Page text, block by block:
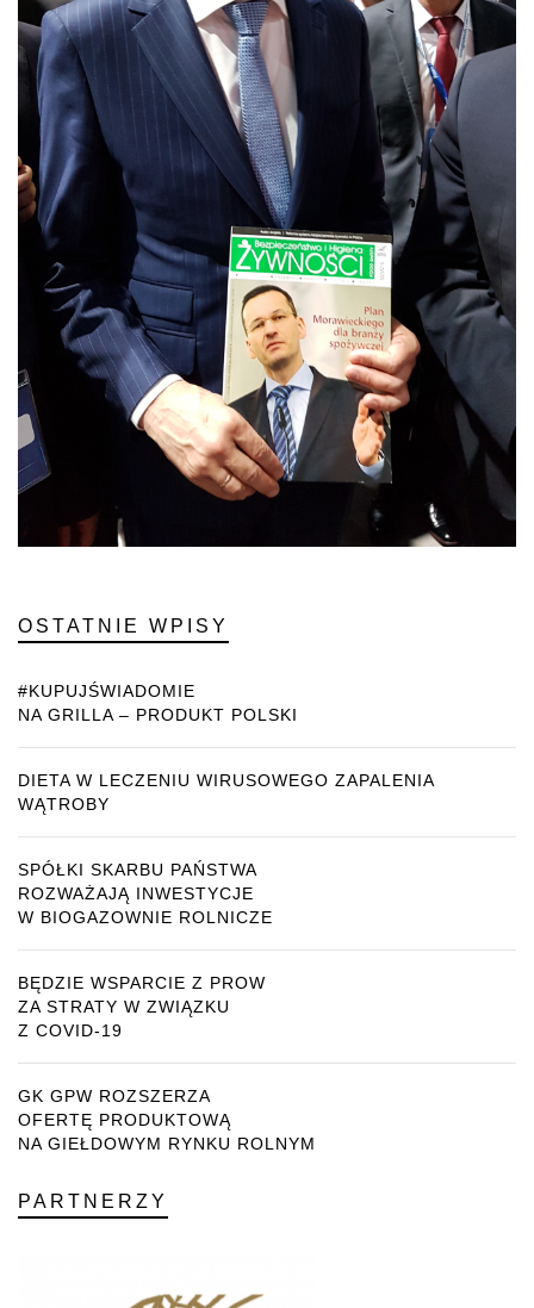
OSTATNIE WPISY
#KUPUJŚWIADOMIE
NA GRILLA – PRODUKT POLSKI
DIETA W LECZENIU WIRUSOWEGO ZAPALENIA
WĄTROBY
SPÓŁKI SKARBU PAŃSTWA
ROZWAŻAJĄ INWESTYCJE
W BIOGAZOWNIE ROLNICZE
BĘDZIE WSPARCIE Z PROW
ZA STRATY W ZWIĄZKU
Z COVID-19
GK GPW ROZSZERZA
OFERTĘ PRODUKTOWĄ
NA GIEŁDOWYM RYNKU ROLNYM
PARTNERZY